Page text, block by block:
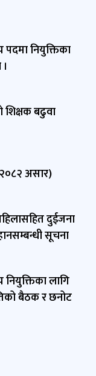
नियुक्तिका
बढुवा
२०८२ असार)
दुईजना
सूचना
लागि
बैठक र छनोट